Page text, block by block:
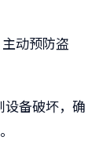
动预防盗
设备破坏，确